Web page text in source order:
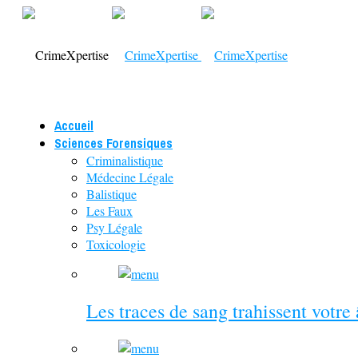
Accueil
Sciences Forensiques
Criminalistique
Médecine Légale
Balistique
Les Faux
Psy Légale
Toxicologie
Les traces de sang trahissent votre